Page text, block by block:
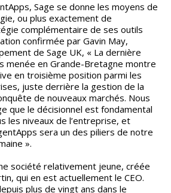
ou plus exactement de
complémentaire de ses outils
confirmée par Gavin May,
de Sage UK, « La dernière
menée en Grande-Bretagne montre
en troisième position parmi les
juste derrière la gestion de la
de nouveaux marchés. Nous
que le décisionnel est fondamental
les niveaux de l’entreprise, et
sera un des piliers de notre
».
société relativement jeune, créée
qui en est actuellement le CEO.
plus de vingt ans dans le